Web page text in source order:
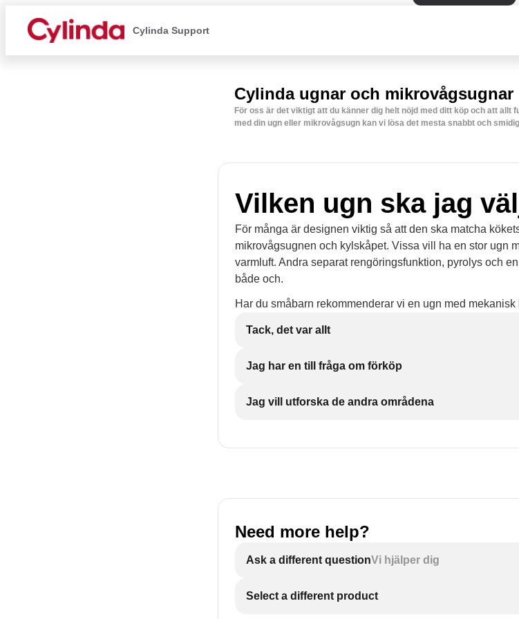
Cylinda Support
Cylinda ugnar och mikrovågsugnar
För oss är det viktigt att du känner dig helt nöjd med ditt köp och att allt
med din ugn eller mikrovågsugn kan vi lösa det mesta snabbt och
Vilken ugn ska jag
För många är designen viktig så att den ska matcha
mikrovågsugnen och kylskåpet. Vissa vill ha en stor ugn
varmluft. Andra separat rengöringsfunktion, pyrolys och
både och.
Har du småbarn rekommenderar vi en ugn med mekanisk
Tack, det var allt
Jag har en till fråga om förköp
Jag vill utforska de andra områdena
Need more help?
Ask a different questionVi hjälper dig
Select a different product